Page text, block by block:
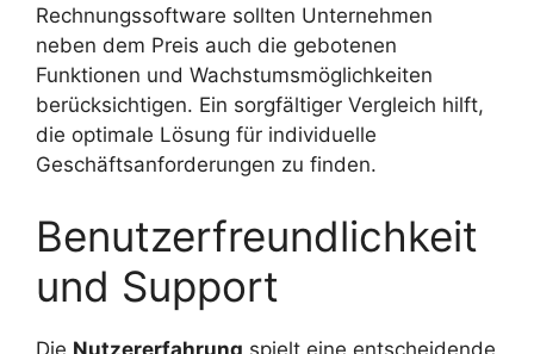
Rechnungssoftware sollten Unternehmen
neben dem Preis auch die gebotenen
Funktionen und Wachstumsmöglichkeiten
berücksichtigen. Ein sorgfältiger Vergleich hilft,
die optimale Lösung für individuelle
Geschäftsanforderungen zu finden.
Benutzerfreundlichkeit
und Support
Die Nutzererfahrung spielt eine entscheidende